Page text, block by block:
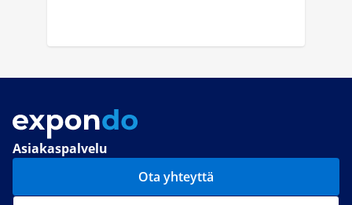
Asiakaspalvelu
Ota yhteyttä